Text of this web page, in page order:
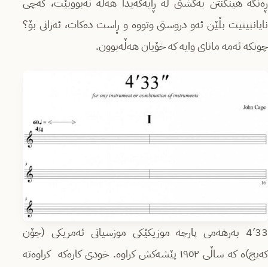
ڕەنگە هینگنتن بەگشتی لە ڕایەکەیدا هەڵە نەبووبێت، کەچی
نایانبینیت بڵێن ئەو دروستی وتووە و ڕاست دەکات، ئەزانی بۆ؟
چونکە ئەمە مانای وایە کە خۆیان هەڵەبوون.
4′33 بەرهەمی پارچە موزیکێکی موزسیانی ئەمریکی (جۆن
کەیج)ە کە ساڵی ١٩٥٢ پێشەکش کراوە. خودی کارەکە کراوەتە